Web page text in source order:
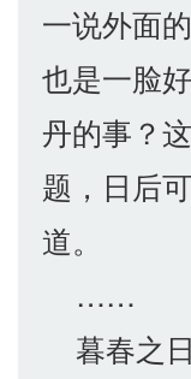
一说外面
也是一脸
丹的事？
题，日后
道。
……
暮春之